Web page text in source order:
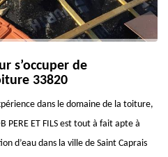
s’occuper de
33820
dans le domaine de la toiture,
ET FILS est tout à fait apte à
d’eau dans la ville de Saint Caprais